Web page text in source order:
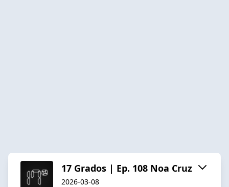
17 Grados | Ep. 108 Noa Cruz
2026-03-08